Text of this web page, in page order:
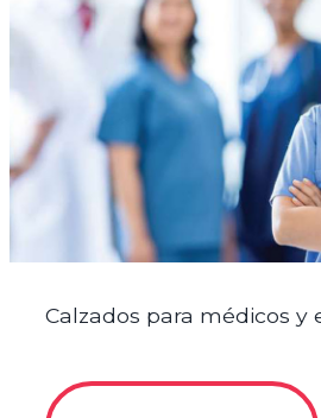
Calzados para médicos y